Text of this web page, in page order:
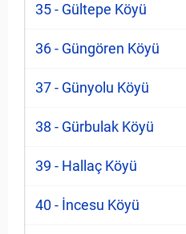
35 - Gültepe Köyü
36 - Güngören Köyü
37 - Günyolu Köyü
38 - Gürbulak Köyü
39 - Hallaç Köyü
40 - İncesu Köyü